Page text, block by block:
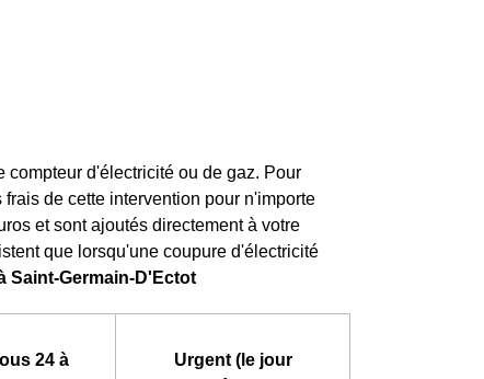
compteur d'électricité ou de gaz. Pour
de cette intervention pour n'importe
et sont ajoutés directement à votre
que lorsqu'une coupure d'électricité
Saint-Germain-D'Ectot
24 à
Urgent (le jour